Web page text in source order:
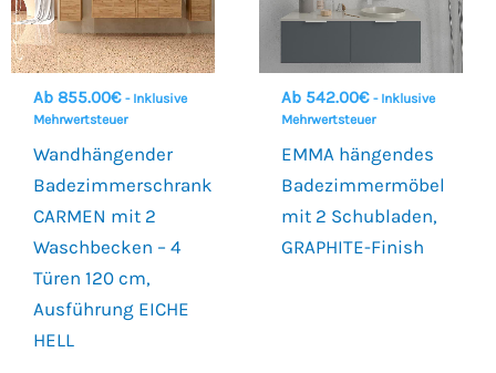
Ab 855.00€ - Inklusive
Mehrwertsteuer
Wandhängender
Badezimmerschrank
CARMEN mit 2
Waschbecken – 4
Türen 120 cm,
Ausführung EICHE
HELL
Ab 542.00€ - Inklusive
Mehrwertsteuer
EMMA hängendes
Badezimmermöbel
mit 2 Schubladen,
GRAPHITE-Finish